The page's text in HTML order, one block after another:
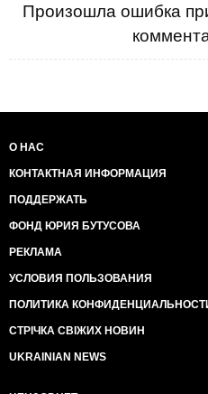
Произошла ошибка
О НАС
КОНТАКТНАЯ ИНФОРМАЦИЯ
ПОДДЕРЖАТЬ
ФОНД ЮРИЯ БУТУСОВА
РЕКЛАМА
УСЛОВИЯ ПОЛЬЗОВАНИЯ
ПОЛИТИКА
СТРІЧКА СВІЖИХ НОВИН
UKRAINIAN NEWS